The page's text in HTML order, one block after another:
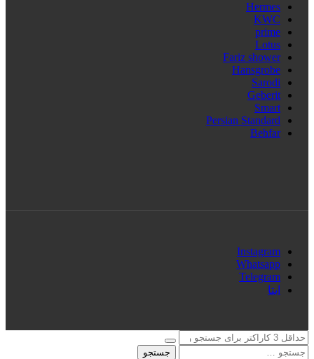
Hermes
KWC
prime
Lotus
Fariz shower
Hansgrobe
Sarodi
Geberit
Smart
Persian Standard
Behfar
Instagram
Whatsapp
Telegram
ایتا
جستجو